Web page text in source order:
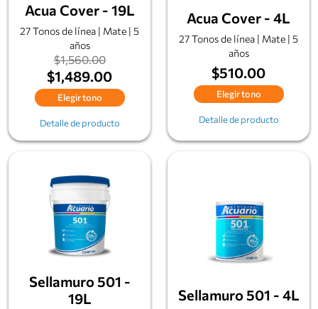
Acua Cover - 19L
27 Tonos de línea | Mate | 5
años
$1,560.00
$1,489.00
Elegir tono
Detalle de producto
Acua Cover - 4L
27 Tonos de línea | Mate | 5
años
$510.00
Elegir tono
Detalle de producto
Sellamuro 501 -
19L
Sellamuro 501 - 4L